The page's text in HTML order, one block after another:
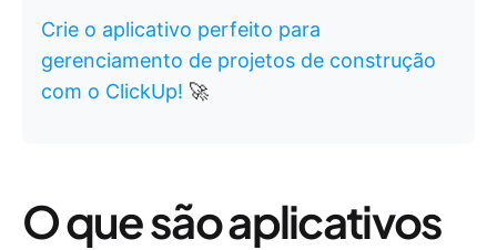
Crie o aplicativo perfeito para
gerenciamento de projetos de construção
com o ClickUp! 🚀
O que são aplicativos